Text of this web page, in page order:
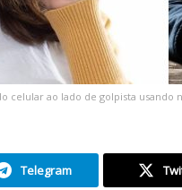
celular ao lado de golpista
Telegram